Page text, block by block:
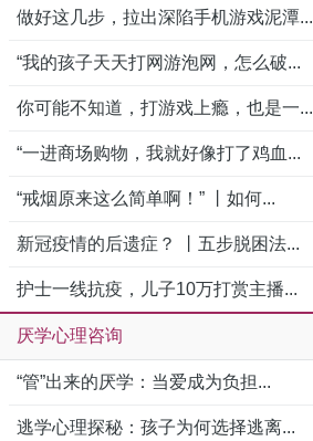
做好这几步，拉出深陷手机游戏泥潭...
“我的孩子天天打网游泡网，怎么破...
你可能不知道，打游戏上瘾，也是一...
“一进商场购物，我就好像打了鸡血...
“戒烟原来这么简单啊！” 丨如何...
新冠疫情的后遗症？ 丨五步脱困法...
护士一线抗疫，儿子10万打赏主播...
厌学心理咨询
“管”出来的厌学：当爱成为负担...
逃学心理探秘：孩子为何选择逃离...